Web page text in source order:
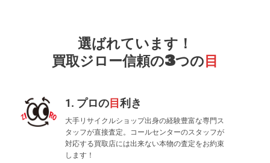
選ばれています！
買取ジロー信頼の3つの目
1. プロの目利き
大手リサイクルショップ出身の経験豊富な専門ス
タッフが直接査定。コールセンターのスタッフが
対応する買取店には出来ない本物の査定をお約束
します！